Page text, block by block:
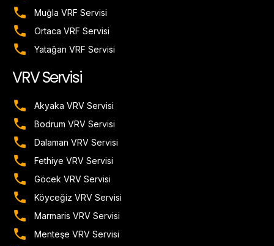
Muğla VRF Servisi
Ortaca VRF Servisi
Yatağan VRF Servisi
VRV Servisi
Akyaka VRV Servisi
Bodrum VRV Servisi
Dalaman VRV Servisi
Fethiye VRV Servisi
Göcek VRV Servisi
Köyceğiz VRV Servisi
Marmaris VRV Servisi
Menteşe VRV Servisi